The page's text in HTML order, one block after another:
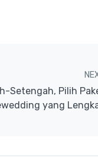
Setengah, Pilih
yang